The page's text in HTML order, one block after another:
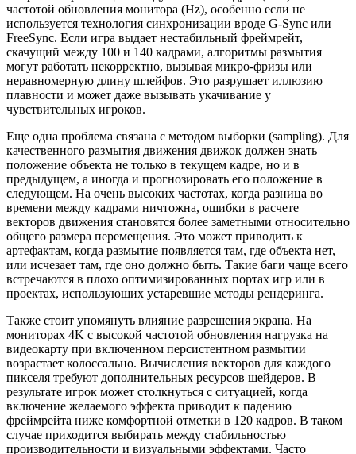
частотой обновления монитора (Hz), особенно если не
используется технология синхронизации вроде G-Sync или
FreeSync. Если игра выдает нестабильный фреймрейт,
скачущий между 100 и 140 кадрами, алгоритмы размытия
могут работать некорректно, вызывая микро-фризы или
неравномерную длину шлейфов. Это разрушает иллюзию
плавности и может даже вызывать укачивание у
чувствительных игроков.
Еще одна проблема связана с методом выборки (sampling). Для
качественного размытия движения движок должен знать
положение объекта не только в текущем кадре, но и в
предыдущем, а иногда и прогнозировать его положение в
следующем. На очень высоких частотах, когда разница во
времени между кадрами ничтожна, ошибки в расчете
векторов движения становятся более заметными относительно
общего размера перемещения. Это может приводить к
артефактам, когда размытие появляется там, где объекта нет,
или исчезает там, где оно должно быть. Такие баги чаще всего
встречаются в плохо оптимизированных портах игр или в
проектах, использующих устаревшие методы рендеринга.
Также стоит упомянуть влияние разрешения экрана. На
мониторах 4K с высокой частотой обновления нагрузка на
видеокарту при включенном персистентном размытии
возрастает колоссально. Вычисления векторов для каждого
пикселя требуют дополнительных ресурсов шейдеров. В
результате игрок может столкнуться с ситуацией, когда
включение желаемого эффекта приводит к падению
фреймрейта ниже комфортной отметки в 120 кадров. В таком
случае приходится выбирать между стабильностью
производительности и визуальными эффектами. Часто